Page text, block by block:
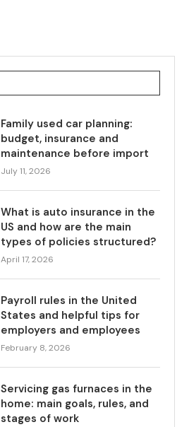
Family used car planning:
budget, insurance and
maintenance before import
July 11, 2026
What is auto insurance in the
US and how are the main
types of policies structured?
April 17, 2026
Payroll rules in the United
States and helpful tips for
employers and employees
February 8, 2026
Servicing gas furnaces in the
home: main goals, rules, and
stages of work